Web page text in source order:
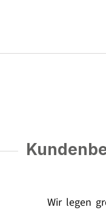
Wir legen